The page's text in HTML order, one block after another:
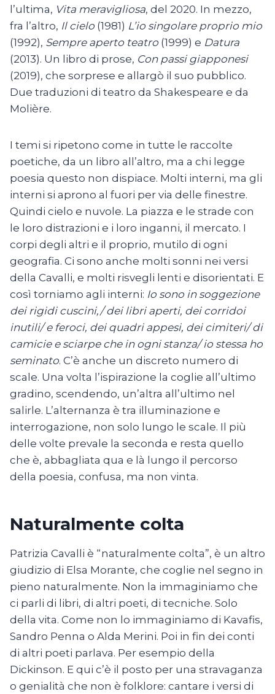
l’ultima, Vita meravigliosa, del 2020. In mezzo,
fra l’altro, Il cielo(1981) L’io singolare proprio mio
(1992), Sempre aperto teatro(1999) e Datura
(2013). Un libro di prose, Con passi giapponesi
(2019), che sorprese e allargò il suo pubblico.
Due traduzioni di teatro da Shakespeare e da
Molière.
I temi si ripetono come in tutte le raccolte
poetiche, da un libro all’altro, ma a chi legge
poesia questo non dispiace. Molti interni, ma gli
interni si aprono al fuori per via delle finestre.
Quindi cielo e nuvole. La piazza e le strade con
le loro distrazioni e i loro inganni, il mercato. I
corpi degli altri e il proprio, mutilo di ogni
geografia. Ci sono anche molti sonni nei versi
della Cavalli, e molti risvegli lenti e disorientati. E
così torniamo agli interni: Io sono in soggezione
dei rigidi cuscini,/ dei libri aperti, dei corridoi
inutili/ e feroci, dei quadri appesi, dei cimiteri/ di
camicie e sciarpe che in ogni stanza/ io stessa ho
seminato. C’è anche un discreto numero di
scale. Una volta l’ispirazione la coglie all’ultimo
gradino, scendendo, un’altra all’ultimo nel
salirle. L’alternanza è tra illuminazione e
interrogazione, non solo lungo le scale. Il più
delle volte prevale la seconda e resta quello
che è, abbagliata qua e là lungo il percorso
della poesia, confusa, ma non vinta.
Naturalmente colta
Patrizia Cavalli è “naturalmente colta”, è un altro
giudizio di Elsa Morante, che coglie nel segno in
pieno naturalmente. Non la immaginiamo che
ci parli di libri, di altri poeti, di tecniche. Solo
della vita. Come non lo immaginiamo di Kavafis,
Sandro Penna o Alda Merini. Poi in fin dei conti
di altri poeti parlava. Per esempio della
Dickinson. E qui c’è il posto per una stravaganza
o genialità che non è folklore: cantare i versi di